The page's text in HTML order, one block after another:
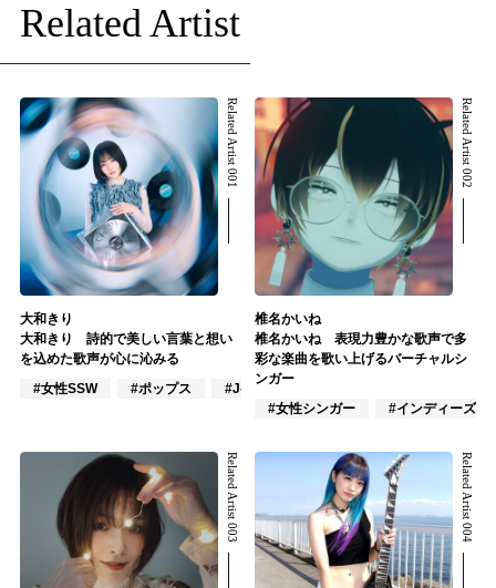
Related Artist
Related Artist 001
大和きり
大和きり 詩的で美しい言葉と想い
を込めた歌声が心に沁みる
#女性SSW
#ポップス #J-POP
Related Artist 002
椎名かいね
椎名かいね 表現力豊かな歌声で多
彩な楽曲を歌い上げるバーチャルシ
ンガー
#女性シンガー
#インディーズ
Related Artist 003 Related Artist 004